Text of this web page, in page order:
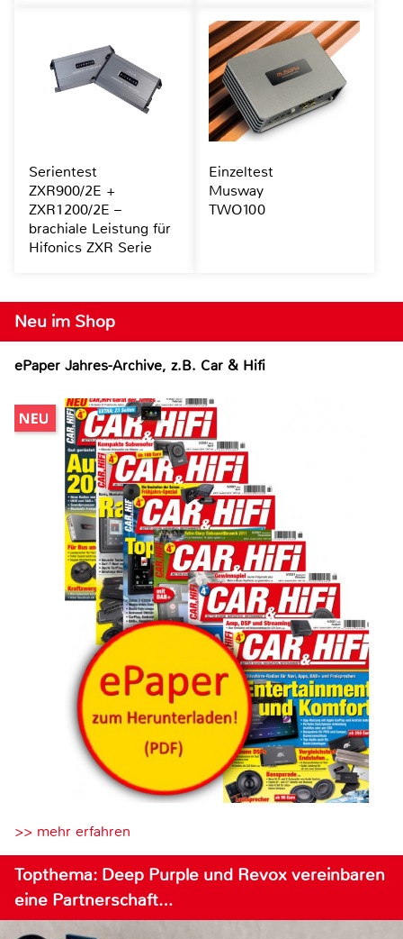
Neu im Shop
ePaper Jahres-Archive, z.B. Car & Hifi
>> mehr erfahren
Topthema: Deep Purple und Revox vereinbaren
eine Partnerschaft…
Serientest
ZXR900/2E +
ZXR1200/2E –
brachiale Leistung für
Hifonics ZXR Serie
Einzeltest
Musway
TWO100